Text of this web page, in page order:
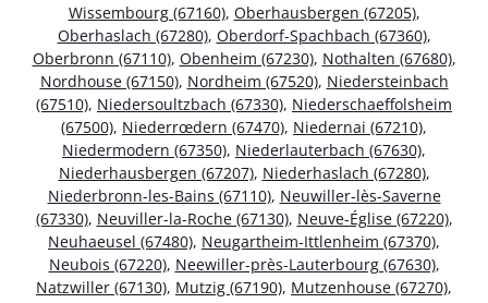
Wissembourg (67160), Oberhausbergen (67205),
Oberhaslach (67280), Oberdorf-Spachbach (67360),
Oberbronn (67110), Obenheim (67230), Nothalten (67680),
Nordhouse (67150), Nordheim (67520), Niedersteinbach
(67510), Niedersoultzbach (67330), Niederschaeffolsheim
(67500), Niederrœdern (67470), Niedernai (67210),
Niedermodern (67350), Niederlauterbach (67630),
Niederhausbergen (67207), Niederhaslach (67280),
Niederbronn-les-Bains (67110), Neuwiller-lès-Saverne
(67330), Neuviller-la-Roche (67130), Neuve-Église (67220),
Neuhaeusel (67480), Neugartheim-Ittlenheim (67370),
Neubois (67220), Neewiller-près-Lauterbourg (67630),
Natzwiller (67130), Mutzig (67190), Mutzenhouse (67270),